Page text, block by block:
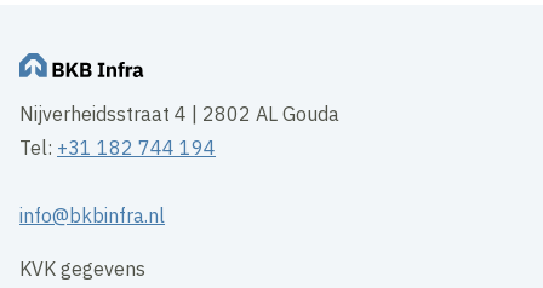
Nijverheidsstraat 4 | 2802 AL Gouda
Tel: +31 182 744 194
info@bkbinfra.nl
KVK gegevens